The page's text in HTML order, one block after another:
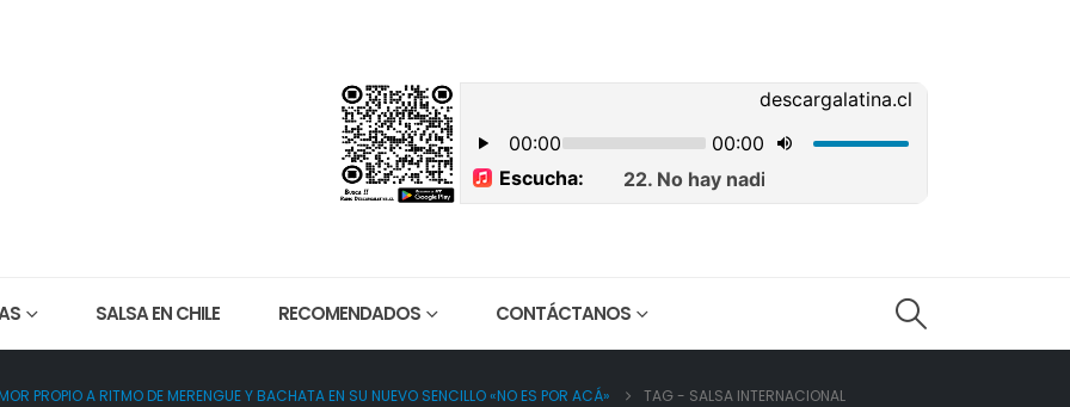
SALSA EN CHILE RECOMENDADOS CONTÁCTANOS
PROPIO A RITMO DE MERENGUE Y BACHATA EN SU NUEVO SENCILLO «NO ES POR ACÁ» TAG - SALSA INTERNACIONAL